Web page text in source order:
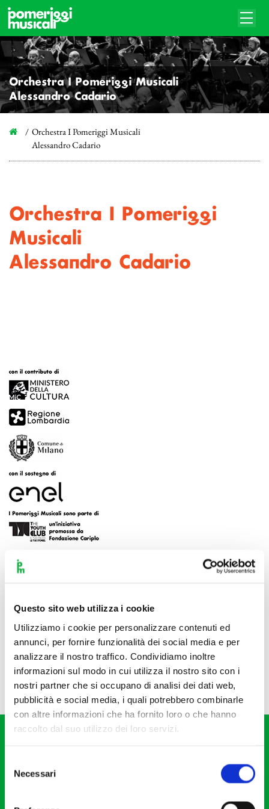
Questo sito web utilizza i cookie
Utilizziamo i cookie per personalizzare contenuti ed
annunci, per fornire funzionalità dei social media e per
analizzare il nostro traffico. Condividiamo inoltre
informazioni sul modo in cui utilizza il nostro sito con i
nostri partner che si occupano di analisi dei dati web,
pubblicità e social media, i quali potrebbero combinarle
con altre informazioni che ha fornito loro o che hanno
raccolto dal suo utilizzo dei loro servizi.
delNecessari
Orchestra I Pomeriggi Musicali
Alessandro Cadario
Orchestra I Pomeriggi Musicali
Alessandro Cadario
Orchestra I Pomeriggi
Musicali
Alessandro Cadario